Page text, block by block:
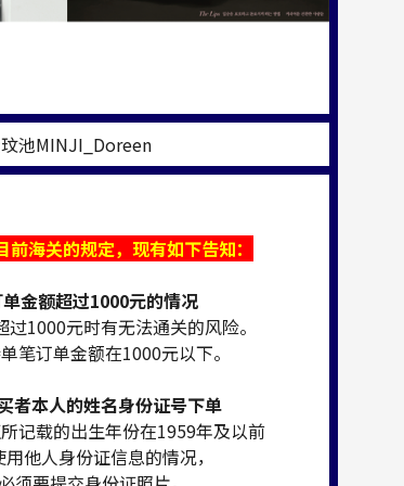
池MINJI_Doreen
海关的规定，现有如下告知：
金额超过1000元的情况
1000元时有无法通关的风险。
笔订单金额在1000元以下。
者本人的姓名身份证号下单
记载的出生年份在1959年及以前
他人身份证信息的情况，